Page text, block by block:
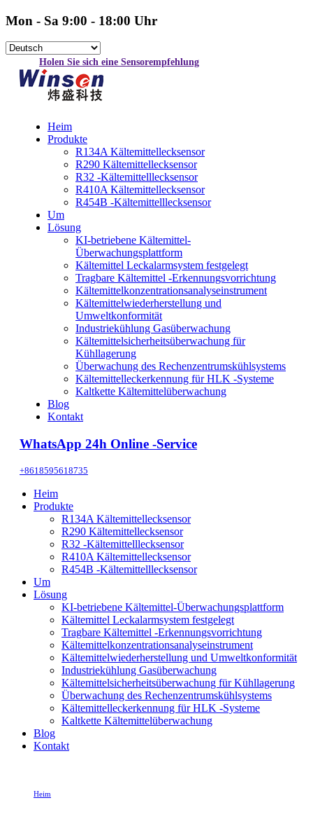
Mon - Sa 9:00 - 18:00 Uhr
Holen Sie sich eine Sensorempfehlung
Heim
Produkte
R134A Kältemittellecksensor
R290 Kältemittellecksensor
R32 -Kältemittelllecksensor
R410A Kältemittellecksensor
R454B -Kältemittelllecksensor
Um
Lösung
KI-betriebene Kältemittel-
Überwachungsplattform
Kältemittel Leckalarmsystem festgelegt
Tragbare Kältemittel -Erkennungsvorrichtung
Kältemittelkonzentrationsanalyseinstrument
Kältemittelwiederherstellung und
Umweltkonformität
Industriekühlung Gasüberwachung
Kältemittelsicherheitsüberwachung für
Kühllagerung
Überwachung des Rechenzentrumskühlsystems
Kältemittelleckerkennung für HLK -Systeme
Kaltkette Kältemittelüberwachung
Blog
Kontakt
WhatsApp 24h Online -Service
+8618595618735
Heim
Produkte
R134A Kältemittellecksensor
R290 Kältemittellecksensor
R32 -Kältemittelllecksensor
R410A Kältemittellecksensor
R454B -Kältemittelllecksensor
Um
Lösung
KI-betriebene Kältemittel-Überwachungsplattform
Kältemittel Leckalarmsystem festgelegt
Tragbare Kältemittel -Erkennungsvorrichtung
Kältemittelkonzentrationsanalyseinstrument
Kältemittelwiederherstellung und Umweltkonformität
Industriekühlung Gasüberwachung
Kältemittelsicherheitsüberwachung für Kühllagerung
Überwachung des Rechenzentrumskühlsystems
Kältemittelleckerkennung für HLK -Systeme
Kaltkette Kältemittelüberwachung
Blog
Kontakt
Heim